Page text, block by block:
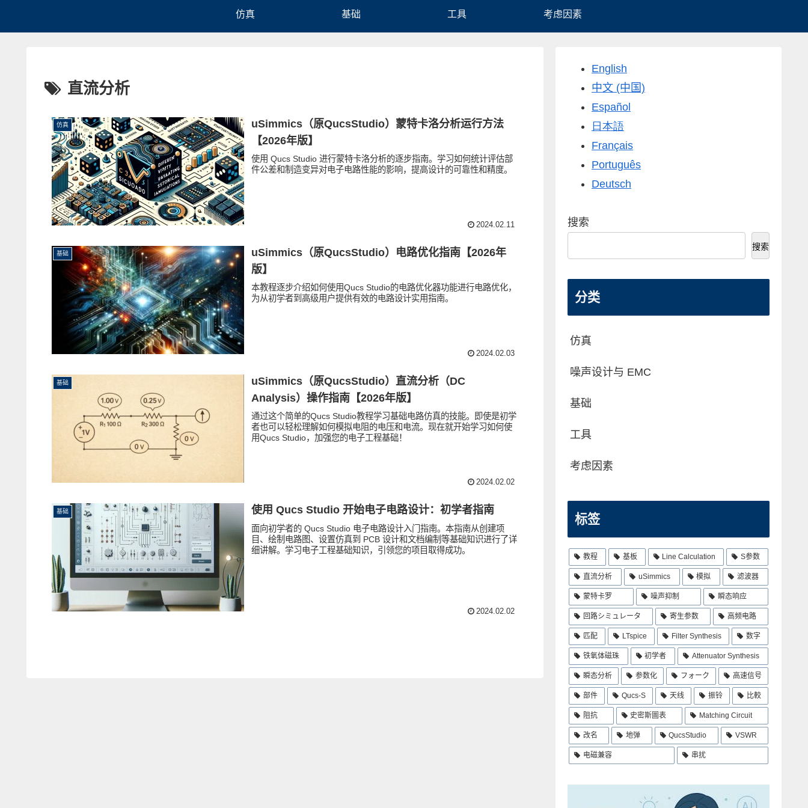
仿真 基础 工具 考虑因素
直流分析
仿真
uSimmics（原QucsStudio）蒙特卡洛分析运行方法
【2026年版】
使用 Qucs Studio 进行蒙特卡洛分析的逐步指南。学习如何统计评估部
件公差和制造变异对电子电路性能的影响，提高设计的可靠性和精度。
2024.02.11
基础
uSimmics（原QucsStudio）电路优化指南【2026年
版】
本教程逐步介绍如何使用Qucs Studio的电路优化器功能进行电路优化，
为从初学者到高级用户提供有效的电路设计实用指南。
2024.02.03
基础
uSimmics（原QucsStudio）直流分析（DC
Analysis）操作指南【2026年版】
通过这个简单的Qucs Studio教程学习基础电路仿真的技能。即使是初学
者也可以轻松理解如何模拟电阻的电压和电流。现在就开始学习如何使
用Qucs Studio，加强您的电子工程基础！
2024.02.02
基础 使用 Qucs Studio 开始电子电路设计：初学者指南
面向初学者的 Qucs Studio 电子电路设计入门指南。本指南从创建项
目、绘制电路图、设置仿真到 PCB 设计和文档编制等基础知识进行了详
细讲解。学习电子工程基础知识，引领您的项目取得成功。
2024.02.02
English
中文 (中国)
Español
日本語
Français
Português
Deutsch
搜索
搜索
分类
仿真
噪声设计与 EMC
基础
工具
考虑因素
标签
教程 基板 Line Calculation S参数
直流分析 uSimmics 模拟 滤波器
蒙特卡罗 噪声抑制 瞬态响应
回路シミュレータ 寄生参数 高频电路
匹配 LTspice Filter Synthesis 数字
铁氧体磁珠 初学者 Attenuator Synthesis
瞬态分析 参数化 フォーク 高速信号
部件 Qucs-S 天线 振铃 比較
阻抗 史密斯圖表 Matching Circuit
改名 地弹 QucsStudio VSWR
电磁兼容 串扰